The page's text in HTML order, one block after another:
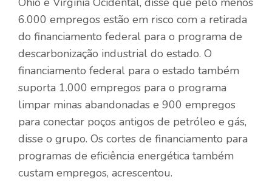
6.000 empregos estão em risco com a retirada
do financiamento federal para o programa de
descarbonização industrial do estado. O
financiamento federal para o estado também
suporta 1.000 empregos para o programa
limpar minas abandonadas e 900 empregos
para conectar poços antigos de petróleo e gás,
disse o grupo. Os cortes de financiamento para
programas de eficiência energética também
custam empregos, acrescentou.